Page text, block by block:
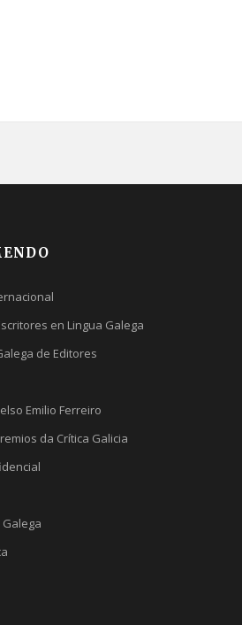
en Lingua Galega
de Editores
Emilio Ferreiro
da Crítica Galicia
Galega